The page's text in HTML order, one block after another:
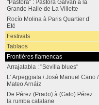
"Pastora" : Pastora Galván à la
Grande Halle de La Villette
Rocío Molina à Paris Quartier d’
Eté
Festivals
Tablaos
Frontières flamencas
Arrajatabla : "Sevilla blues"
L’ Arpeggiata / José Manuel Cano /
Mateo Arnáiz
De Pérez (Prado) à (Gato) Pérez :
la rumba catalane